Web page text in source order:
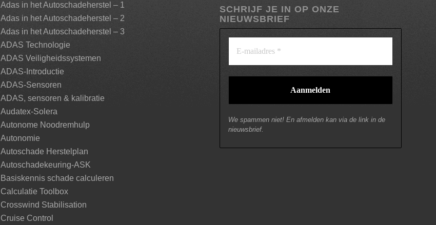
Adas in het Autoschadeherstel – 1
Adas in het Autoschadeherstel – 2
Adas in het Autoschadeherstel – 3
ADAS Technologie
ADAS Veiligheidssystemen
ADAS-Introductie
ADAS-Sensoren
ADAS, sensoren & kalibratie
Audatex-Solera
Autonome Noodremhulp
Autonomie
Autoschade Herstelplan
Autoschadekeuring-ASK
Basiskennis schade calculeren
Calculatie Toolbox
Crosswind Stabilisation
Cruise Control
SCHRIJF JE IN OP ONZE
NIEUWSBRIEF
We spammen niet! En afmelden kan via de link in de
nieuwsbrief.